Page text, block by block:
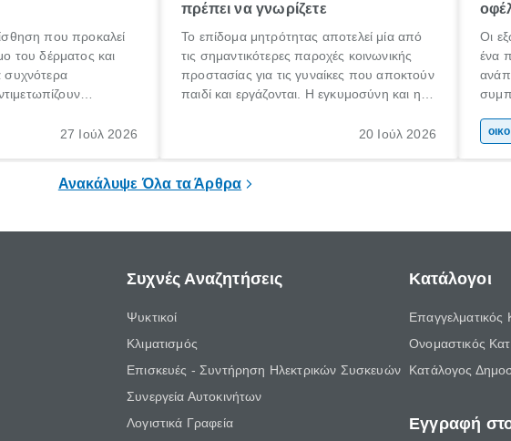
που προκαλεί
του δέρματος και
συχνότερα
τι είναι»,
27 Ιούλ 2026
πρέπει να γνωρίζετε
Το επίδομα μητρότητας αποτελεί μία από
τις σημαντικότερες παροχές κοινωνικής
προστασίας για τις γυναίκες που αποκτούν
παιδί και εργάζονται. Η εγκυμοσύνη και η
σημαντική περίοδος στη ζωή κάθε20 Ιούλ 2026
Οι
ένα
της
Ανακάλυψε Όλα τα Άρθρα
Συχνές Αναζητήσεις
Ψυκτικοί
Κλιματισμός
Επισκευές - Συντήρηση Ηλεκτρικών Συσκευών
Συνεργεία Αυτοκινήτων
Λογιστικά Γραφεία
Κατάλογοι
Επαγγελματικός
Ονομαστικός
Κατάλογος
Εγγραφή